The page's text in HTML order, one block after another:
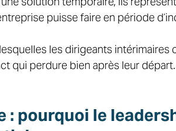
puisse faire en période
les dirigeants intérimaires
qui perdure bien après leur départ.
: pourquoi le